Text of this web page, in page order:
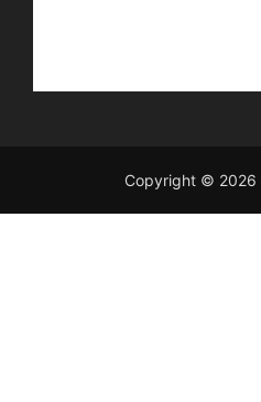
Copyright © 2026